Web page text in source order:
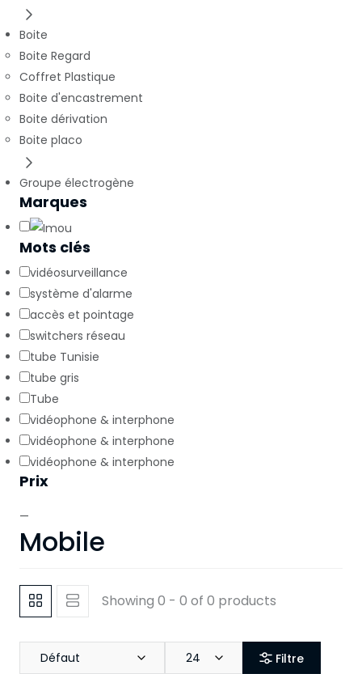
Boite
Boite Regard
Coffret Plastique
Boite d'encastrement
Boite dérivation
Boite placo
Groupe électrogène
Marques
Mots clés
vidéosurveillance
système d'alarme
accès et pointage
switchers réseau
tube Tunisie
tube gris
Tube
vidéophone & interphone
vidéophone & interphone
vidéophone & interphone
Prix
—
Mobile
Showing 0 - 0 of 0 products
Défaut 24 Filtre